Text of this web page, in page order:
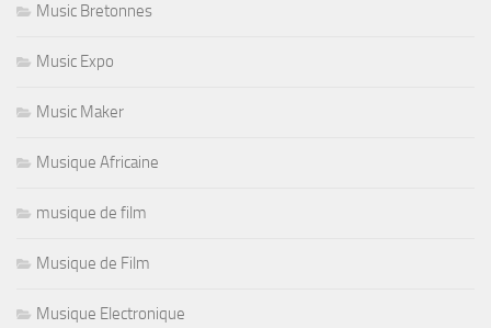
Music Bretonnes
Music Expo
Music Maker
Musique Africaine
musique de film
Musique de Film
Musique Electronique